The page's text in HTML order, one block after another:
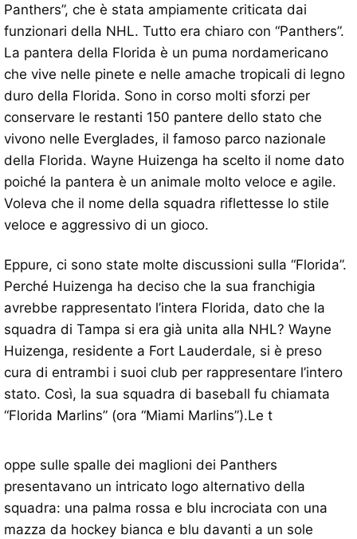
Panthers”, che è stata ampiamente criticata dai
funzionari della NHL. Tutto era chiaro con “Panthers”.
La pantera della Florida è un puma nordamericano
che vive nelle pinete e nelle amache tropicali di legno
duro della Florida. Sono in corso molti sforzi per
conservare le restanti 150 pantere dello stato che
vivono nelle Everglades, il famoso parco nazionale
della Florida. Wayne Huizenga ha scelto il nome dato
poiché la pantera è un animale molto veloce e agile.
Voleva che il nome della squadra riflettesse lo stile
veloce e aggressivo di un gioco.
Eppure, ci sono state molte discussioni sulla “Florida”.
Perché Huizenga ha deciso che la sua franchigia
avrebbe rappresentato l’intera Florida, dato che la
squadra di Tampa si era già unita alla NHL? Wayne
Huizenga, residente a Fort Lauderdale, si è preso
cura di entrambi i suoi club per rappresentare l’intero
stato. Così, la sua squadra di baseball fu chiamata
“Florida Marlins” (ora “Miami Marlins”).Le t
oppe sulle spalle dei maglioni dei Panthers
presentavano un intricato logo alternativo della
squadra: una palma rossa e blu incrociata con una
mazza da hockey bianca e blu davanti a un sole